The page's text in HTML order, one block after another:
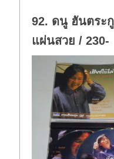
92. ดนู ฮันตระกู
แผ่นสวย / 230-